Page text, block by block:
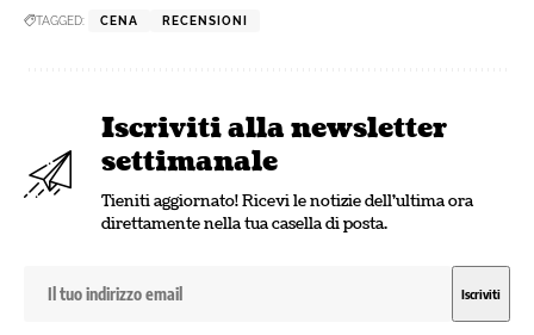
TAGGED: CENA RECENSIONI
Iscriviti alla newsletter
settimanale
Tieniti aggiornato! Ricevi le notizie dell'ultima ora
direttamente nella tua casella di posta.